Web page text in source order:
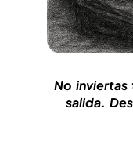
No inviertas
salida.